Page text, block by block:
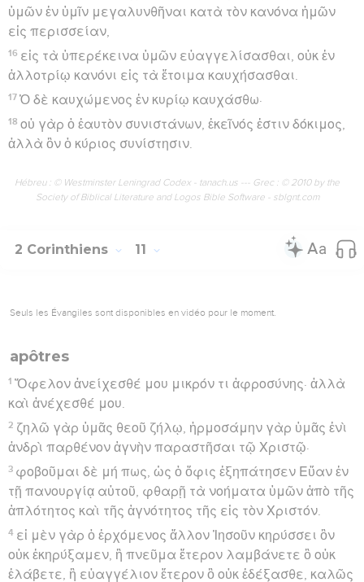
ὑμῶν ἐν ὑμῖν μεγαλυνθῆναι κατὰ τὸν κανόνα ἡμῶν
εἰς περισσείαν,
16 εἰς τὰ ὑπερέκεινα ὑμῶν εὐαγγελίσασθαι, οὐκ ἐν
ἀλλοτρίῳ κανόνι εἰς τὰ ἕτοιμα καυχήσασθαι.
17 Ὁ δὲ καυχώμενος ἐν κυρίῳ καυχάσθω·
18 οὐ γὰρ ὁ ἑαυτὸν συνιστάνων, ἐκεῖνός ἐστιν δόκιμος,
ἀλλὰ ὃν ὁ κύριος συνίστησιν.
Hébreu : © Westminster Leningrad Codex - tanach.us --- Grec : © 2010 by the
Society of Biblical Literature and Logos Bible Software - sblgnt.com
2 Corinthiens 11
Seuls les Évangiles sont disponibles en vidéo pour le moment.
apôtres
1 Ὄφελον ἀνείχεσθέ μου μικρόν τι ἀφροσύνης· ἀλλὰ
καὶ ἀνέχεσθέ μου.
2 ζηλῶ γὰρ ὑμᾶς θεοῦ ζήλῳ, ἡρμοσάμην γὰρ ὑμᾶς ἑνὶ
ἀνδρὶ παρθένον ἁγνὴν παραστῆσαι τῷ Χριστῷ·
3 φοβοῦμαι δὲ μή πως, ὡς ὁ ὄφις ἐξηπάτησεν Εὕαν ἐν
τῇ πανουργίᾳ αὐτοῦ, φθαρῇ τὰ νοήματα ὑμῶν ἀπὸ τῆς
ἁπλότητος καὶ τῆς ἁγνότητος τῆς εἰς τὸν Χριστόν.
4 εἰ μὲν γὰρ ὁ ἐρχόμενος ἄλλον Ἰησοῦν κηρύσσει ὃν
οὐκ ἐκηρύξαμεν, ἢ πνεῦμα ἕτερον λαμβάνετε ὃ οὐκ
ἐλάβετε, ἢ εὐαγγέλιον ἕτερον ὃ οὐκ ἐδέξασθε, καλῶς